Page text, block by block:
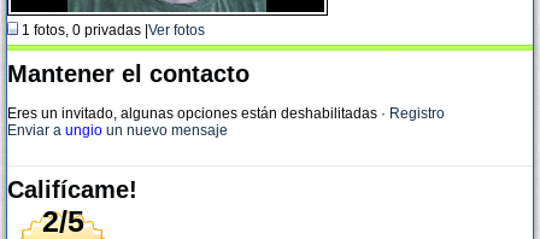
1 fotos, 0 privadas | Ver fotos
Mantener el contacto
Eres un invitado, algunas opciones están deshabilitadas · Registro
Enviar a ungio un nuevo mensaje
Califícame!
2/5